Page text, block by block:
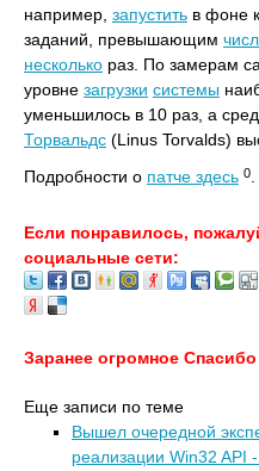
например, запустить в фоне
заданий, превышающим
несколько раз. По замерам
уровне загрузки системы
уменьшилось в 10 раз, а
Торвальдс (Linus Torvalds)
Подробности о патче здесь 0
Если понравилось,
социальные сети:
Заранее огромное
Еще записи по теме
Вышел очередной
реализации Win32 API